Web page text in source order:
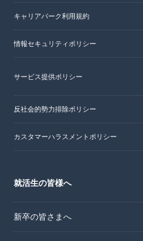
キャリアパーク利用規約
情報セキュリティポリシー
サービス提供ポリシー
反社会的勢力排除ポリシー
カスタマーハラスメントポリシー
就活生の皆様へ
新卒の皆さまへ